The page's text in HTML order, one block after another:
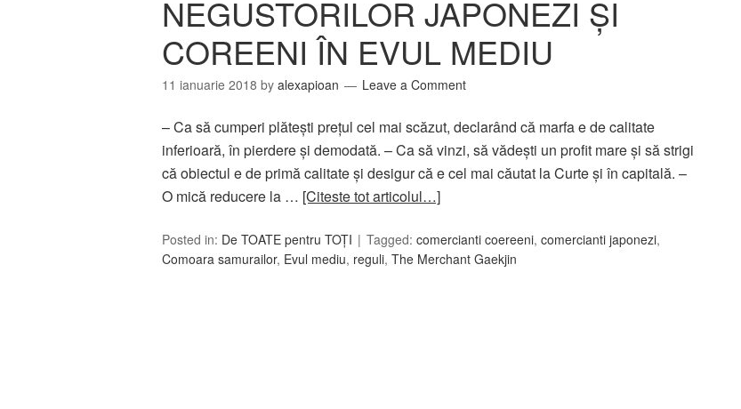
NEGUSTORILOR JAPONEZI ŞI
COREENI ÎN EVUL MEDIU
11 ianuarie 2018 by alexapioan Leave a Comment
– Ca să cumperi plăteşti preţul cel mai scăzut, declarând că marfa e de calitate
inferioară, în pierdere şi demodată. – Ca să vinzi, să vădeşti un profit mare şi să strigi
că obiectul e de primă calitate şi desigur că e cel mai căutat la Curte şi în capitală. –
O mică reducere la … [Citeste tot articolul…]
Posted in: De TOATE pentru TOȚI Tagged: comercianti coereeni, comercianti japonezi,
Comoara samurailor, Evul mediu, reguli, The Merchant Gaekjin